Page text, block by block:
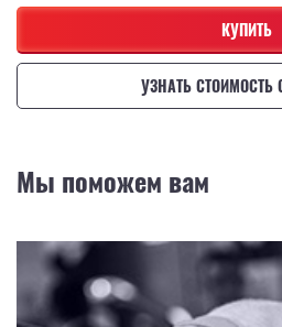
КУПИТЬ
УЗНАТЬ СТОИМОСТЬ
Мы поможем вам